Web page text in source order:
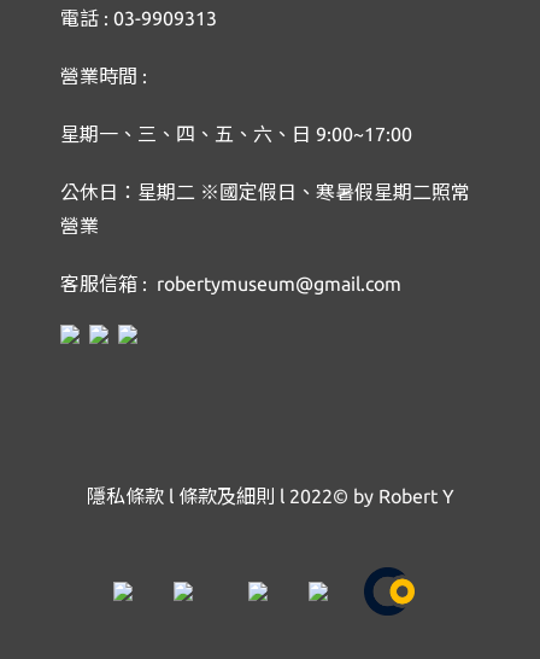
電話 : 03-9909313
營業時間 :
星期一、三、四、五、六、日 9:00~17:00
公休日：星期二 ※國定假日、寒暑假星期二照常
營業
客服信箱 : robertymuseum@gmail.com
隱私條款l 條款及細則 l 2022© by Robert Y